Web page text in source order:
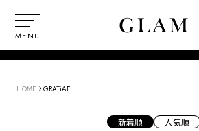
MENU
HOME › GRATiAE
新着順 人気順